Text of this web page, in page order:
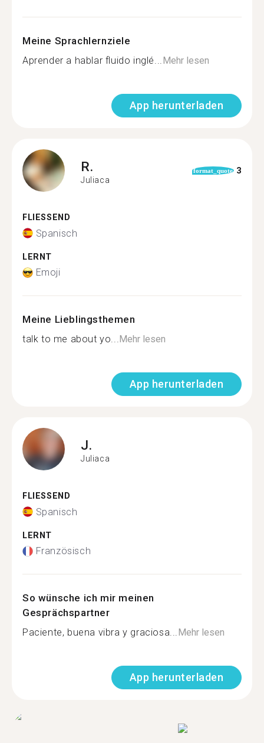
Meine Sprachlernziele
Aprender a hablar fluido inglé...Mehr lesen
App herunterladen
R.
Juliaca
format_quote 3
FLIESSEND
Spanisch
LERNT
Emoji
Meine Lieblingsthemen
talk to me about yo...Mehr lesen
App herunterladen
J.
Juliaca
FLIESSEND
Spanisch
LERNT
Französisch
So wünsche ich mir meinen
Gesprächspartner
Paciente, buena vibra y graciosa...Mehr lesen
App herunterladen